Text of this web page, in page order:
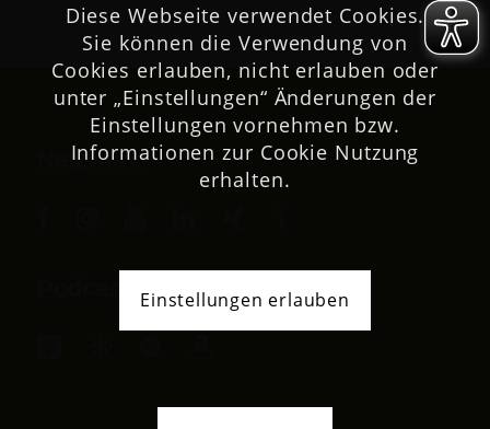
Netzwerk
Diese Webseite verwendet Cookies.
Sie können die Verwendung von
Cookies erlauben, nicht erlauben oder
unter „Einstellungen“ Änderungen der
Einstellungen vornehmen bzw.
Informationen zur Cookie Nutzung
erhalten.
Einstellungen erlauben